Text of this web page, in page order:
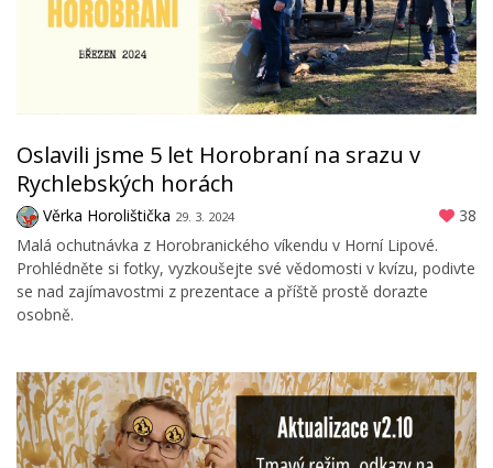
Oslavili jsme 5 let Horobraní na srazu v
Rychlebských horách
Věrka Horolištička 29. 3. 2024
38
Malá ochutnávka z Horobranického víkendu v Horní Lipové.
Prohlédněte si fotky, vyzkoušejte své vědomosti v kvízu, podivte
se nad zajímavostmi z prezentace a příště prostě dorazte
osobně.